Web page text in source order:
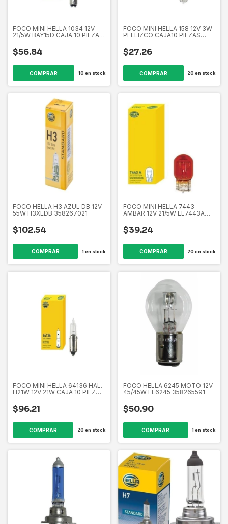
FOCO MINI HELLA 1034 12V
21/5W BAY15D CAJA 10 PIEZAS
$56.84
10 en stock
FOCO MINI HELLA 158 12V 3W
PELLIZCO CAJA10 PIEZAS
$27.26
20 en stock
FOCO HELLA H3 AZUL DB 12V
55W H3XEDB 358267021
$102.54
1 en stock
FOCO MINI HELLA 7443
AMBAR 12V 21/5W EL7443A
$39.24
20 en stock
FOCO MINI HELLA 64136 HAL.
H21W 12V 21W CAJA 10 PIEZAS
$96.21
20 en stock
FOCO HELLA 6245 MOTO 12V
45/45W EL6245 358265591
$50.90
1 en stock